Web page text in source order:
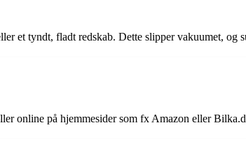
et tyndt, fladt redskab. Dette slipper vakuumet, og
online på hjemmesider som fx Amazon eller